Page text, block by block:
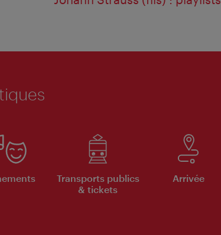
Transports publics
& tickets
Arrivée